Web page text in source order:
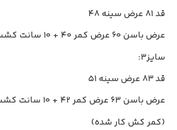
قد ۸۱ عرض سینه ۴۸
عرض باسن ۶۰ عرض کمر ۴۰ + ۱۰ سانت کشسانی
سایز۳:
قد ۸۳ عرض سینه ۵۱
عرض باسن ۶۳ عرض کمر ۴۲ + ۱۰ سانت کشسانی
(کمر کش کار شده)